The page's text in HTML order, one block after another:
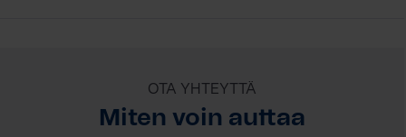
OTA YHTEYTTÄ
Miten voin auttaa